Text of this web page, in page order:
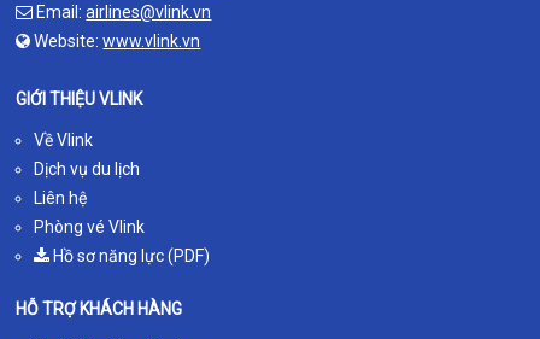
Email:airlines@vlink.vn
Website:www.vlink.vn
GIỚI THIỆU VLINK
Về Vlink
Dịch vụ du lịch
Liên hệ
Phòng vé Vlink
Hồ sơ năng lực (PDF)
HỖ TRỢ KHÁCH HÀNG